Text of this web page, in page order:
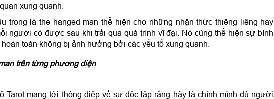
xung quanh.
trong lá the hanged man thể hiện cho những nhận thức thiêng liêng hay
người có được sau khi trải qua quá trình vĩ đại. Nó cũng thể hiện sự bình
toàn không bị ảnh hưởng bởi các yếu tố xung quanh.
trên từng phương diện
Tarot mang tới thông điệp về sự độc lập rằng hãy là chính mình dù người